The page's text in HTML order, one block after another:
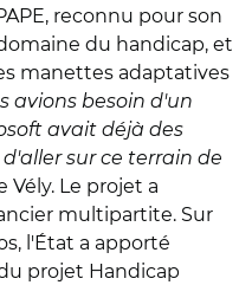
reconnu pour son
du handicap, et
manettes adaptatives
avions besoin d'un
avait déjà des
sur ce terrain de
Vély. Le projet a
multipartite. Sur
l'État a apporté
projet Handicap